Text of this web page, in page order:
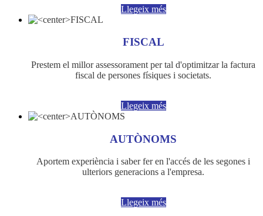
Llegeix més
FISCAL
Prestem el millor assessorament per tal d'optimitzar la factura
fiscal de persones físiques i societats.
Llegeix més
AUTÒNOMS
Aportem experiència i saber fer en l'accés de les segones i
ulteriors generacions a l'empresa.
Llegeix més